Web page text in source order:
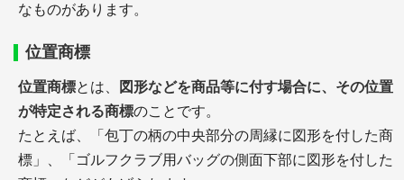
なものがあります。
位置商標
位置商標とは、
図形などを商品等に付す場合に、その位置
が特定される商標のことです。
たとえば、「包丁の柄の中央部分の周縁に図形を付した商
標」、「ゴルフクラブ用バッグの側面下部に図形を付した